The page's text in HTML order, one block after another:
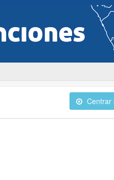
Centrar